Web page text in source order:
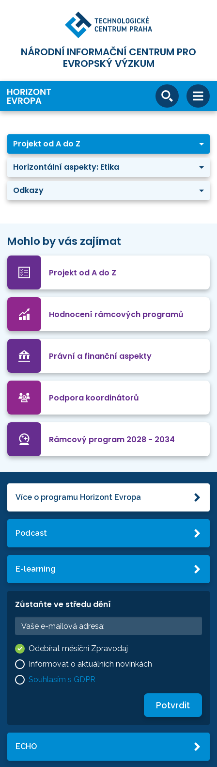
NÁRODNÍ INFORMAČNÍ CENTRUM PRO
EVROPSKÝ VÝZKUM
Projekt od A do Z
Horizontální aspekty: Etika
Odkazy
Mohlo by vás zajímat
Projekt od A do Z
Hodnocení rámcových programů
Právní a finanční aspekty
Podpora koordinátorů
Rámcový program 2028 - 2034
Více o programu Horizont Evropa
Podcast
E-learning
Zůstaňte ve středu dění
Odebírat měsíční Zpravodaj
Informovat o aktuálních novinkách
Souhlasím s GDPR
Potvrdit
ECHO